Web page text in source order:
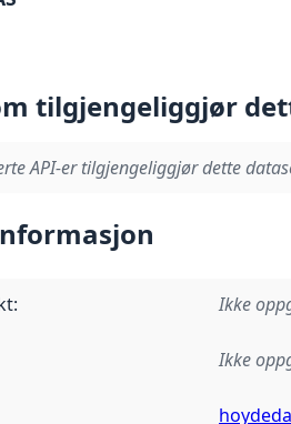
tilgjengeliggjør
API-er tilgjengeliggjør dette
: Ikke
Ikke